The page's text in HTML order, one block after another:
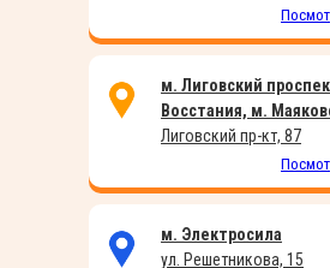
м. Лиговский
Восстания, м.
Лиговский пр-кт, 87
м. Электросила
ул. Решетникова, 15